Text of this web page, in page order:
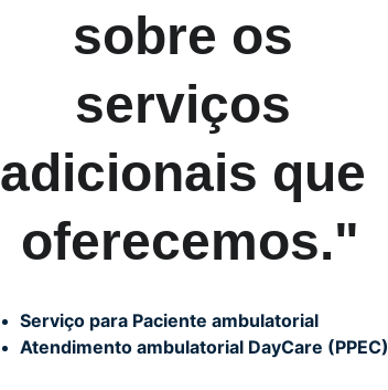
sobre os
serviços
adicionais que
oferecemos."
Serviço para Paciente ambulatorial
Atendimento ambulatorial DayCare (PPEC)